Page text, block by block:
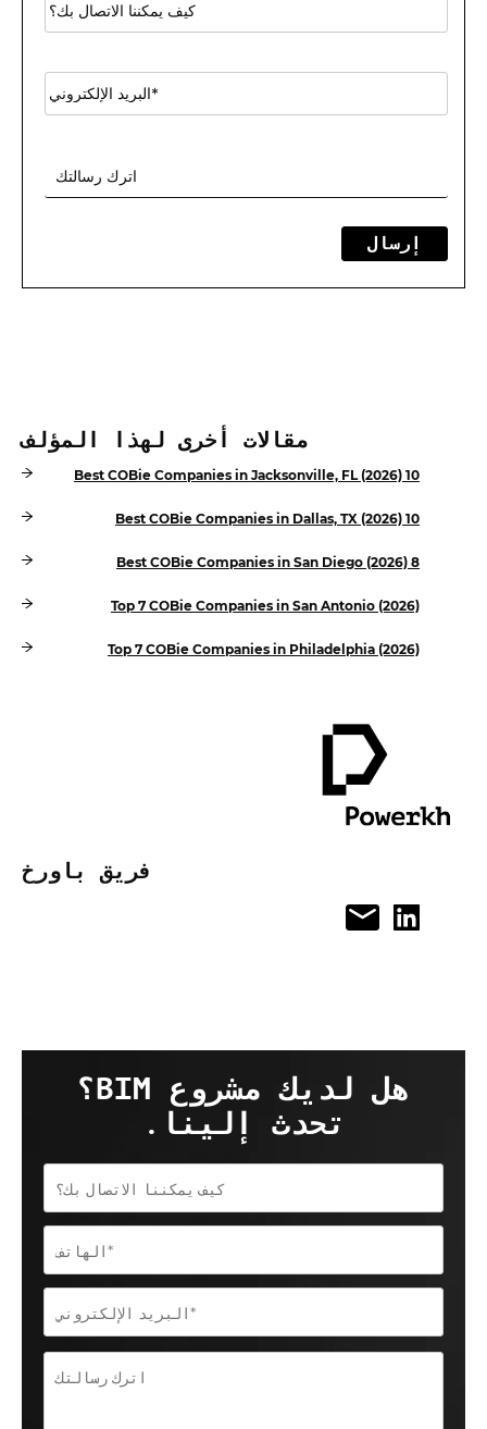
إرسال
مقالات أخرى لهذا المؤلف
10 Best COBie Companies in Jacksonville, FL (2026)
10 Best COBie Companies in Dallas, TX (2026)
8 Best COBie Companies in San Diego (2026)
Top 7 COBie Companies in San Antonio (2026)
Top 7 COBie Companies in Philadelphia (2026)
فريق باورخ
هل لديك مشروع BIM؟
تحدث إلينا.